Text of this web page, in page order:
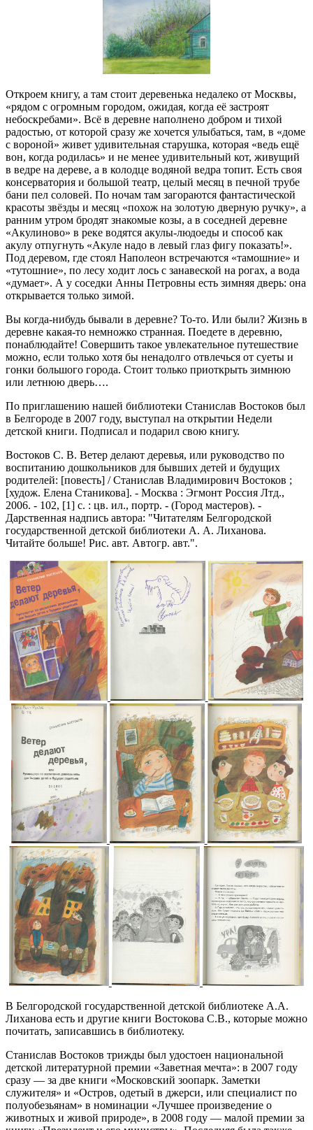
Откроем книгу, а там стоит деревенька недалеко от Москвы,
«рядом с огромным городом, ожидая, когда её застроят
небоскребами». Всё в деревне наполнено добром и тихой
радостью, от которой сразу же хочется улыбаться, там, в «доме
с вороной» живет удивительная старушка, которая «ведь ещё
вон, когда родилась» и не менее удивительный кот, живущий
в ведре на дереве, а в колодце водяной ведра топит. Есть своя
консерватория и большой театр, целый месяц в печной трубе
бани пел соловей. По ночам там загораются фантастической
красоты звёзды и месяц «похож на золотую дверную ручку», а
ранним утром бродят знакомые козы, а в соседней деревне
«Акулиново» в реке водятся акулы-людоеды и способ как
акулу отпугнуть «Акуле надо в левый глаз фигу показать!».
Под деревом, где стоял Наполеон встречаются «тамошние» и
«тутошние», по лесу ходит лось с занавеской на рогах, а вода
«думает». А у соседки Анны Петровны есть зимняя дверь: она
открывается только зимой.
Вы когда-нибудь бывали в деревне? То-то. Или были? Жизнь в
деревне какая-то немножко странная. Поедете в деревню,
понаблюдайте! Совершить такое увлекательное путешествие
можно, если только хотя бы ненадолго отвлечься от суеты и
гонки большого города. Стоит только приоткрыть зимнюю
или летнюю дверь….
По приглашению нашей библиотеки Станислав Востоков был
в Белгороде в 2007 году, выступал на открытии Недели
детской книги. Подписал и подарил свою книгу.
Востоков С. В. Ветер делают деревья, или руководство по
воспитанию дошкольников для бывших детей и будущих
родителей: [повесть] / Станислав Владимирович Востоков ;
[худож. Елена Станикова]. - Москва : Эгмонт Россия Лтд.,
2006. - 102, [1] с. : цв. ил., портр. - (Город мастеров). -
Дарственная надпись автора: "Читателям Белгородской
государственной детской библиотеки А. А. Лиханова.
Читайте больше! Рис. авт. Автогр. авт.".
В Белгородской государственной детской библиотеке А.А.
Лиханова есть и другие книги Востокова С.В., которые можно
почитать, записавшись в библиотеку.
Станислав Востоков трижды был удостоен национальной
детской литературной премии «Заветная мечта»: в 2007 году
сразу — за две книги «Московский зоопарк. Заметки
служителя» и «Остров, одетый в джерси, или специалист по
полуобезьянам» в номинации «Лучшее произведение о
животных и живой природе», в 2008 году — малой премии за